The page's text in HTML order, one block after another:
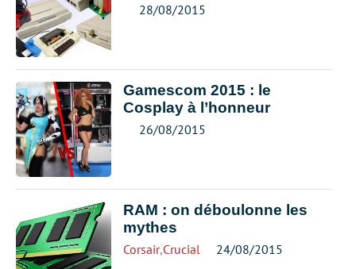
28/08/2015
Gamescom 2015 : le
Cosplay à l’honneur
26/08/2015
RAM : on déboulonne les
mythes
Corsair,Crucial 24/08/2015